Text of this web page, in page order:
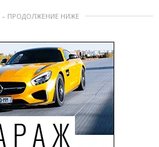
– ПРОДОЛЖЕНИЕ НИЖЕ